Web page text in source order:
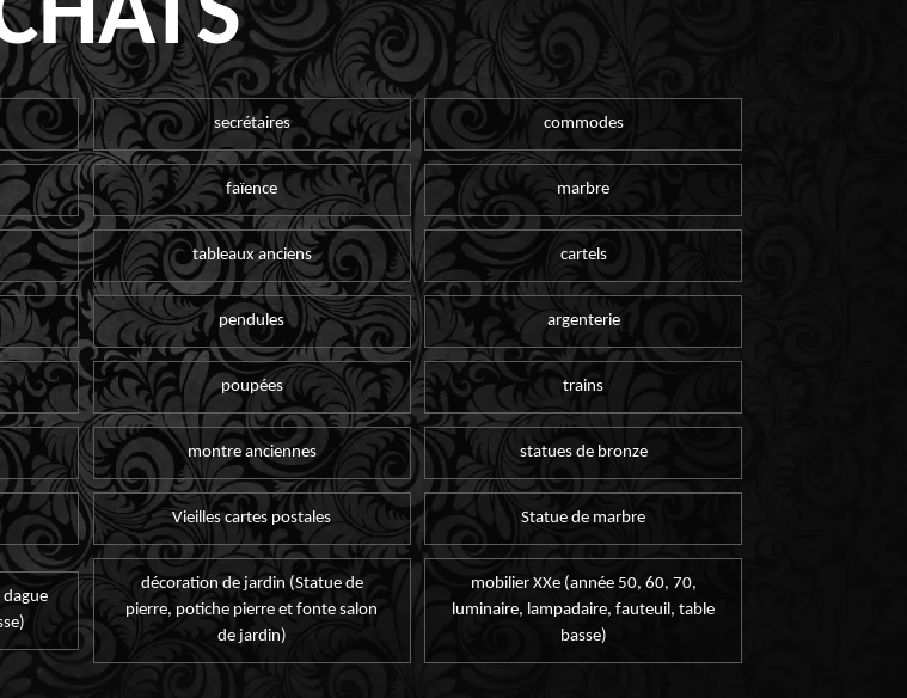
secrétaires commodes
faïence marbre
tableaux anciens cartels
pendules argenterie
poupées trains
montre anciennes statues de bronze
Vieilles cartes postales Statue de marbre
dague
décoration de jardin (Statue de
pierre, potiche pierre et fonte salon
de jardin)
mobilier XXe (année 50, 60, 70,
luminaire, lampadaire, fauteuil, table
basse)